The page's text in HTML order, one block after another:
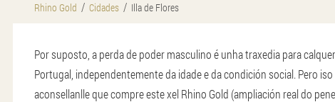
Rhino Gold Cidades Illa de Flores
Por suposto, a perda de poder masculino é unha traxedia para
Portugal, independentemente da idade e da condición social. Pero
aconsellanlle que compre este xel Rhino Gold (ampliación real do